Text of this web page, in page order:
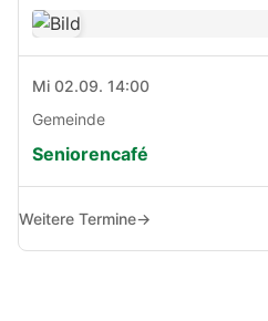
Mi 02.09. 14:00
Gemeinde
Seniorencafé
Weitere Termine→